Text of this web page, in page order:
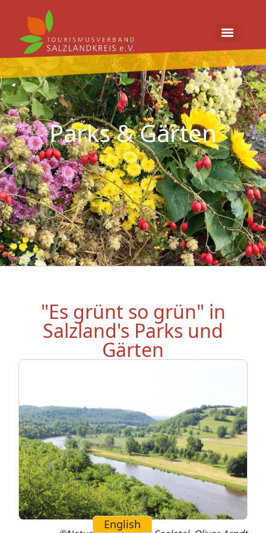
English
Parks & Gärten
"Es grünt so grün" in
Salzland's Parks und
Gärten